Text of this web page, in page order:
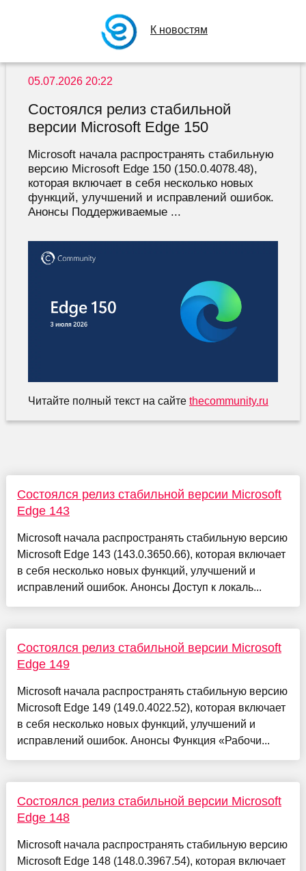
К новостям
05.07.2026 20:22
Состоялся релиз стабильной
версии Microsoft Edge 150
Microsoft начала распространять стабильную
версию Microsoft Edge 150 (150.0.4078.48),
которая включает в себя несколько новых
функций, улучшений и исправлений ошибок.
Анонсы Поддерживаемые ...
Читайте полный текст на сайте thecommunity.ru
Состоялся релиз стабильной версии Microsoft
Edge 143
Microsoft начала распространять стабильную версию
Microsoft Edge 143 (143.0.3650.66), которая включает
в себя несколько новых функций, улучшений и
исправлений ошибок. Анонсы Доступ к локаль...
Состоялся релиз стабильной версии Microsoft
Edge 149
Microsoft начала распространять стабильную версию
Microsoft Edge 149 (149.0.4022.52), которая включает
в себя несколько новых функций, улучшений и
исправлений ошибок. Анонсы Функция «Рабочи...
Состоялся релиз стабильной версии Microsoft
Edge 148
Microsoft начала распространять стабильную версию
Microsoft Edge 148 (148.0.3967.54), которая включает